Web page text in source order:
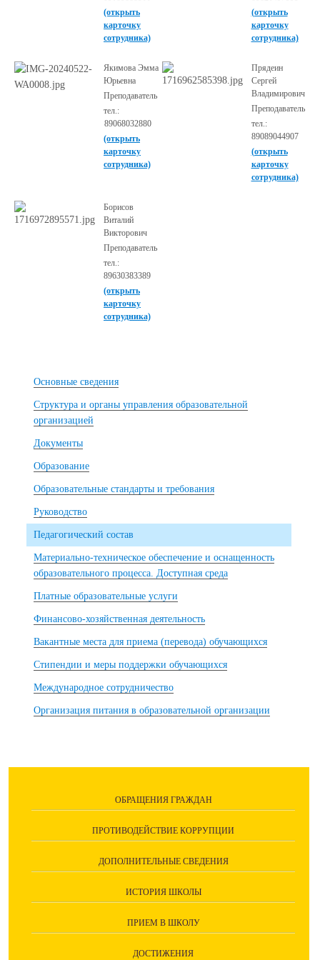
(открыть
карточку
сотрудника)
(открыть
карточку
сотрудника)
Якимова Эмма
Юрьевна
Преподаватель
тел.:
89068032880
(открыть
карточку
сотрудника)
Прядеин
Сергей
Владимирович
Преподаватель
тел.:
89089044907
(открыть
карточку
сотрудника)
Борисов
Виталий
Викторович
Преподаватель
тел.:
89630383389
(открыть
карточку
сотрудника)
Основные сведения
Структура и органы управления образовательной
организацией
Документы
Образование
Образовательные стандарты и требования
Руководство
Педагогический состав
Материально-техническое обеспечение и оснащенность
образовательного процесса. Доступная среда
Платные образовательные услуги
Финансово-хозяйственная деятельность
Вакантные места для приема (перевода) обучающихся
Стипендии и меры поддержки обучающихся
Международное сотрудничество
Организация питания в образовательной организации
ОБРАЩЕНИЯ ГРАЖДАН
ПРОТИВОДЕЙСТВИЕ КОРРУПЦИИ
ДОПОЛНИТЕЛЬНЫЕ СВЕДЕНИЯ
ИСТОРИЯ ШКОЛЫ
ПРИЕМ В ШКОЛУ
ДОСТИЖЕНИЯ